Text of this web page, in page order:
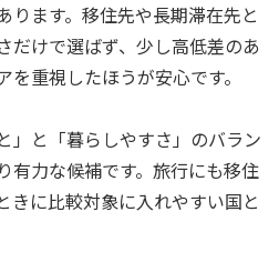
ります。移住先や長期滞在先と
だけで選ばず、少し高低差のあ
重視したほうが安心です。
」と「暮らしやすさ」のバラン
有力な候補です。旅行にも移住
きに比較対象に入れやすい国と